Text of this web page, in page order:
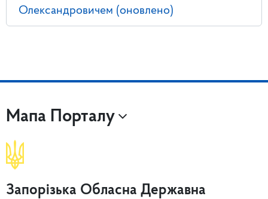
Олександровичем (оновлено)
Мапа Порталу
Запорізька Обласна Державна